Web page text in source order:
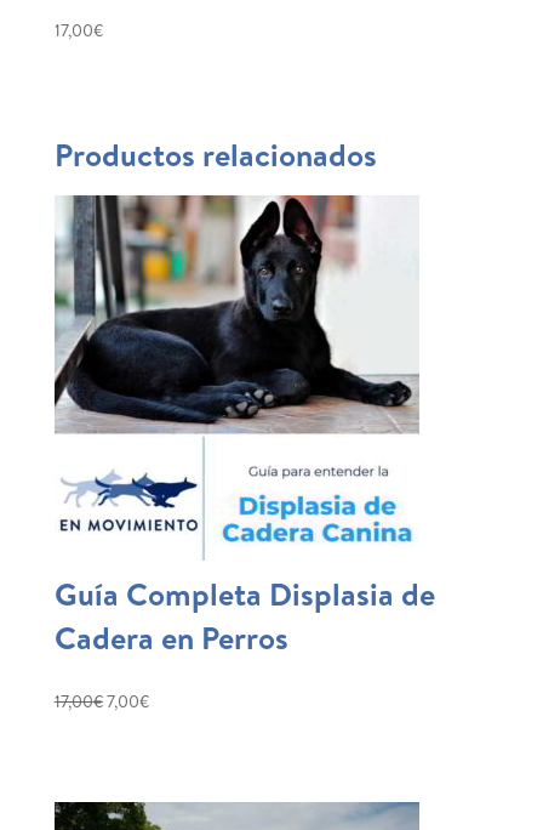
17,00€
Productos relacionados
Guía Completa Displasia de
Cadera en Perros
17,00€El
era:
7,00€El
es: